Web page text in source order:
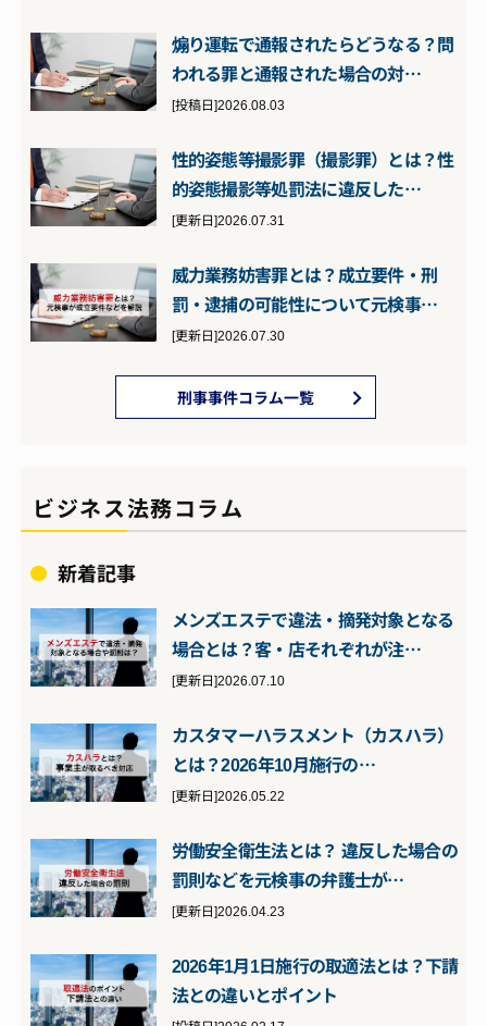
煽り運転で通報されたらどうなる？問
われる罪と通報された場合の対…
[投稿日]2026.08.03
性的姿態等撮影罪（撮影罪）とは？性
的姿態撮影等処罰法に違反した…
[更新日]2026.07.31
威力業務妨害罪とは？成立要件・刑
罰・逮捕の可能性について元検事…
[更新日]2026.07.30
刑事事件コラム一覧
ビジネス法務コラム
新着記事
メンズエステで違法・摘発対象となる
場合とは？客・店それぞれが注…
[更新日]2026.07.10
カスタマーハラスメント（カスハラ）
とは？2026年10月施行の…
[更新日]2026.05.22
労働安全衛生法とは？ 違反した場合の
罰則などを元検事の弁護士が…
[更新日]2026.04.23
2026年1月1日施行の取適法とは？下請
法との違いとポイント